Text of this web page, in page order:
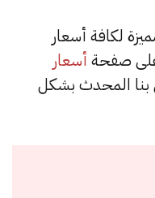
مميزة لكافة أسعار
صفحة أسعار
المحدث بشكل